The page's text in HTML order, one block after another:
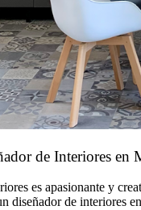
de Interiores en
es apasionante y
diseñador de interiores